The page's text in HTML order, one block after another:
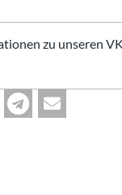
zu unseren